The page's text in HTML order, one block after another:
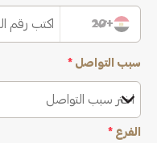
+20
سبب التواصل *
اختر سبب التواصل
الفرع *